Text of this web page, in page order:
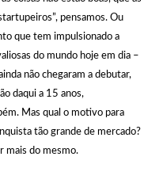
pensamos. Ou
que tem impulsionado a
do mundo hoje em dia –
não chegaram a debutar,
daqui a 15 anos,
Mas qual o motivo para
tão grande de mercado?
mais do mesmo.